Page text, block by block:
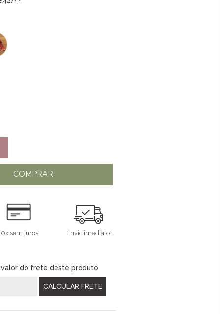
COMPRAR
sem juros! Envio imediato!
valor do frete deste produto